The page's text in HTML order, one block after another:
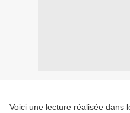
Voici une lecture réalisée dans